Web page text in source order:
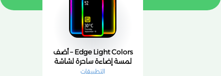
Edge Light Colors – أضف
لمسة إضاءة ساحرة لشاشة
هاتفك ✨📱
التطبيقات